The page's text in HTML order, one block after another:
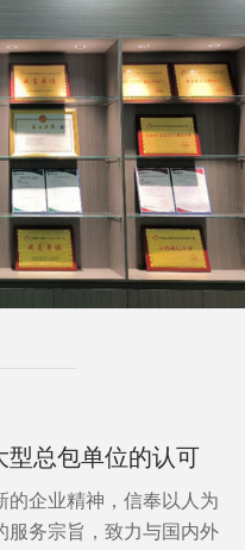
型总包单位的认可
的企业精神，信奉以人为
服务宗旨，致力与国内外